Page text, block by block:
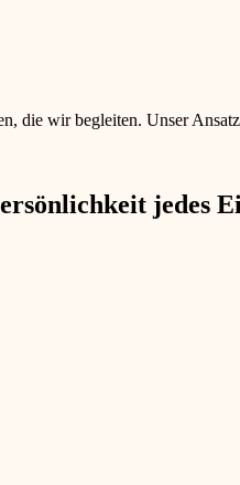
die wir begleiten. Unser
jedes